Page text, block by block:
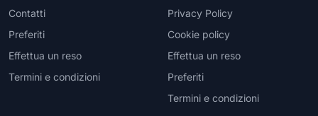
Contatti
Preferiti
Effettua un reso
Termini e condizioni
Privacy Policy
Cookie policy
Effettua un reso
Preferiti
Termini e condizioni